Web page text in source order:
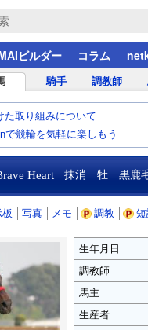
ビルダー コラム
騎手 調教師
た取り組みについて
で競輪を気軽に楽しもう
Heart 抹消 牡 黒鹿
板 写真 メモ 調教
生年月日
調教師
馬主
生産者